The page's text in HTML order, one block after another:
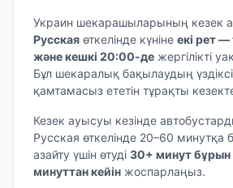
Украин шекарашыларының кезек
Русская өткелінде күніне екі рет
және кешкі 20:00-де жергілікті
Бұл шекаралық бақылаудың
қамтамасыз ететін тұрақты
Кезек ауысуы кезінде
Русская өткелінде 20–60 минутқа
азайту үшін өтуді 30+ минут бұрын
минуттан кейін жоспарлаңыз.